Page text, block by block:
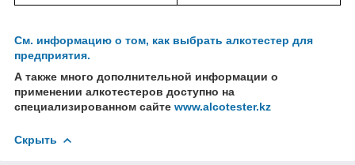
См. информацию о том, как выбрать алкотестер для
предприятия.
А также много дополнительной информации о
применении алкотестеров доступно на
специализированном сайте www.alcotester.kz
Скрыть